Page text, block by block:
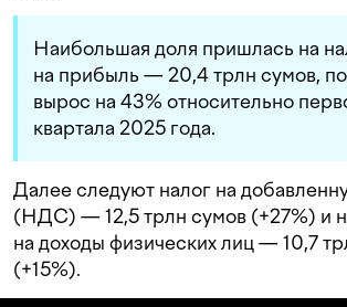
Наибольшая доля пришлась на
на прибыль — 20,4 трлн сумов,
вырос на 43% относительно
квартала 2025 года.
Далее следуют налог на
(НДС) — 12,5 трлн сумов (+27%) и
на доходы физических лиц — 10,7
(+15%).